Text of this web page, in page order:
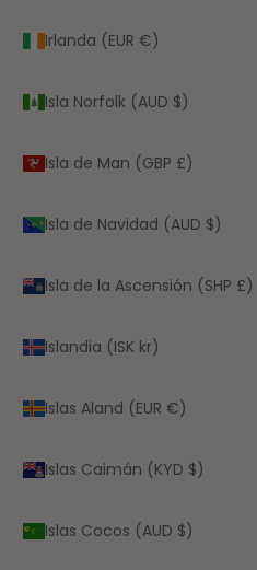
Irlanda (EUR €)
Isla Norfolk (AUD $)
Isla de Man (GBP £)
Isla de Navidad (AUD $)
Isla de la Ascensión (SHP £)
Islandia (ISK kr)
Islas Aland (EUR €)
Islas Caimán (KYD $)
Islas Cocos (AUD $)